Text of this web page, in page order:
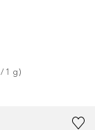
/ 1 g)